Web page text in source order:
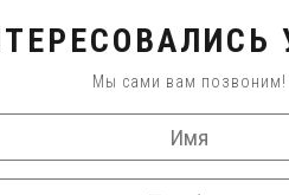
Мы сами вам позвоним!